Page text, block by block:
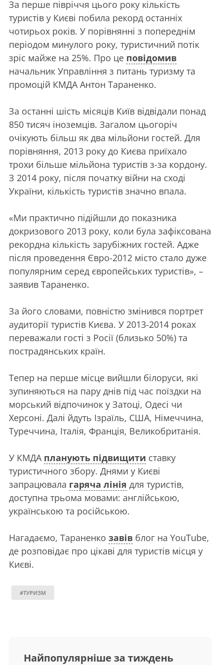
За перше півріччя цього року кількість
туристів у Києві побила рекорд останніх
чотирьох років. У порівнянні з попереднім
періодом минулого року, туристичний потік
зріс майже на 25%. Про це повідомив
начальник Управління з питань туризму та
промоцій КМДА Антон Тараненко.
За останні шість місяців Київ відвідали понад
850 тисяч іноземців. Загалом цьогоріч
очікують більш як два мільйони гостей. Для
порівняння, 2013 року до Києва приїхало
трохи більше мільйона туристів з-за кордону.
З 2014 року, після початку війни на сході
України, кількість туристів значно впала.
«Ми практично підійшли до показника
докризового 2013 року, коли була зафіксована
рекордна кількість зарубіжних гостей. Адже
після проведення Євро-2012 місто стало дуже
популярним серед європейських туристів», –
заявив Тараненко.
За його словами, повністю змінився портрет
аудиторії туристів Києва. У 2013-2014 роках
переважали гості з Росії (близько 50%) та
пострадянських країн.
Тепер на перше місце вийшли білоруси, які
зупиняються на пару днів під час поїздки на
морський відпочинок у Затоці, Одесі чи
Херсоні. Далі йдуть Ізраїль, США, Німеччина,
Туреччина, Італія, Франція, Великобританія.
У КМДА планують підвищити ставку
туристичного збору. Днями у Києві
запрацювала гаряча лінія для туристів,
доступна трьома мовами: англійською,
українською та російською.
Нагадаємо, Тараненко завів блог на YouTube,
де розповідає про цікаві для туристів місця у
Києві.
#ТУРИЗМ
Найпопулярніше за тиждень